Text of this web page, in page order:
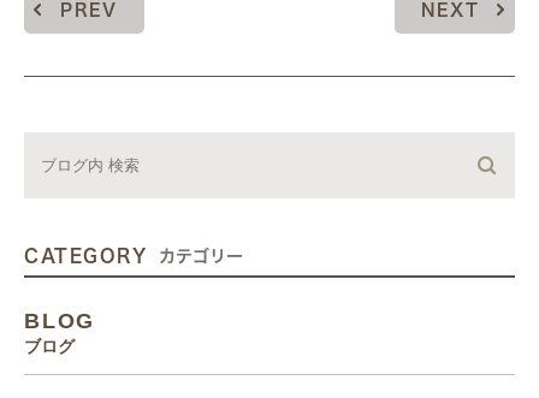
PREV NEXT
CATEGORY カテゴリー
BLOG
ブログ